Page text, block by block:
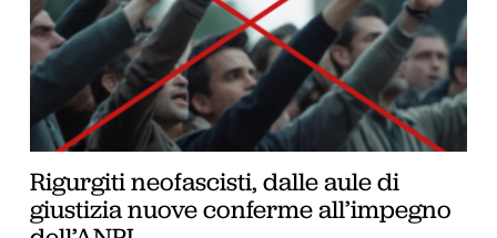
Rigurgiti neofascisti, dalle aule di
giustizia nuove conferme all’impegno